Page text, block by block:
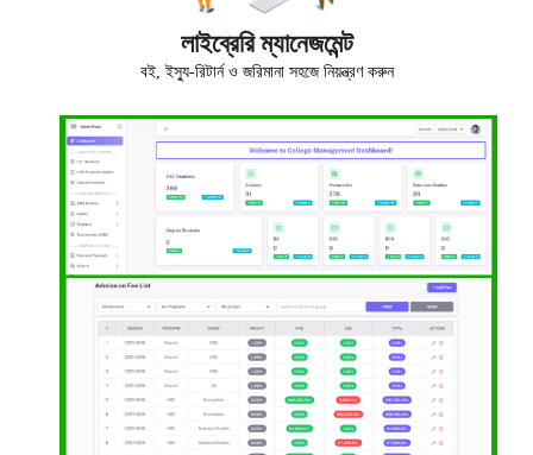
লাইব্রেরি ম্যানেজমেন্ট
বই, ইস্যু-রিটার্ন ও জরিমানা সহজে নিয়ন্ত্রণ করুন